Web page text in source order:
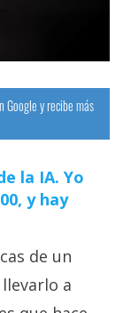
y recibe más
la IA. Yo
y hay
de un
a